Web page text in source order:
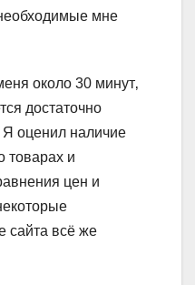
мне
около 30 минут‚
достаточно
оценил наличие
товарах и
цен и
сайта всё же